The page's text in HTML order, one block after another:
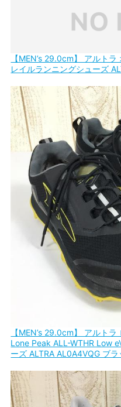
【MEN’s 29.0cm】 アルト
レイルランニングシューズ
【MEN’s 29.0cm】 アルト
Lone Peak ALL-WTHR Low
ーズ ALTRA AL0A4VQG ブラ